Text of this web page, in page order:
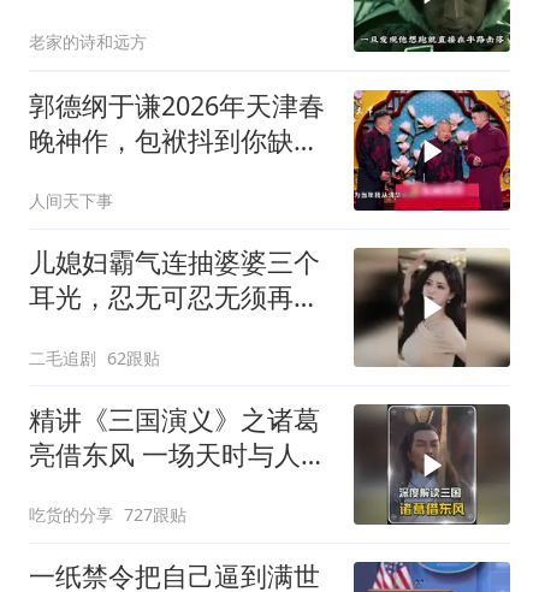
老家的诗和远方
郭德纲于谦2026年天津春
晚神作，包袱抖到你缺氧
人间天下事
儿媳妇霸气连抽婆婆三个
耳光，忍无可忍无须再
二毛追剧 62跟贴
精讲《三国演义》之诸葛
亮借东风 一场天时与人性
吃货的分享 727跟贴
一纸禁令把自己逼到满世